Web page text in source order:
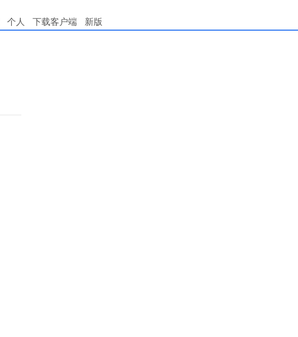
个人 下载客户端 新版